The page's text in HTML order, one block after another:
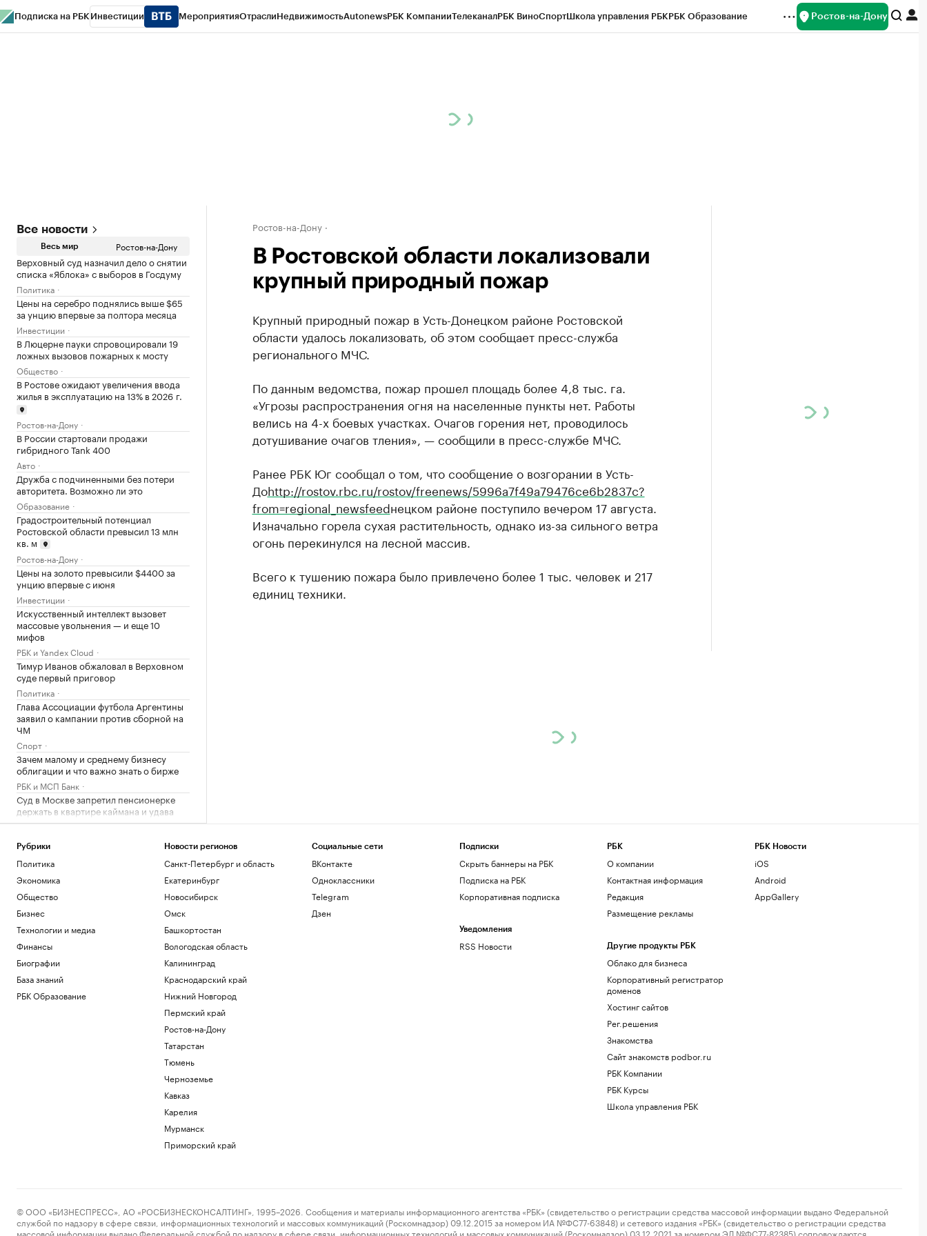
Подписка на РБК Инвестиции МероприятияОтраслиНедвижимостьAutonewsРБК КомпанииТелеканалРБК ВиноСпортШкола управления РБКРБК Образование Ростов-на-Дону
Все новости
Весь мир Ростов-на-Дону
Верховный суд назначил дело о снятии
списка «Яблока» с выборов в Госдуму
Политика
Цены на серебро поднялись выше $65
за унцию впервые за полтора месяца
Инвестиции
В Люцерне пауки спровоцировали 19
ложных вызовов пожарных к мосту
Общество
В Ростове ожидают увеличения ввода
жилья в эксплуатацию на 13% в 2026 г.
Ростов-на-Дону
В России стартовали продажи
гибридного Tank 400
Авто
Дружба с подчиненными без потери
авторитета. Возможно ли это
Образование
Градостроительный потенциал
Ростовской области превысил 13 млн
кв. м
Ростов-на-Дону
Цены на золото превысили $4400 за
унцию впервые с июня
Инвестиции
Искусственный интеллект вызовет
массовые увольнения — и еще 10
мифов
РБК и Yandex Cloud
Тимур Иванов обжаловал в Верховном
суде первый приговор
Политика
Глава Ассоциации футбола Аргентины
заявил о кампании против сборной на
ЧМ
Спорт
Зачем малому и среднему бизнесу
облигации и что важно знать о бирже
РБК и МСП Банк
Суд в Москве запретил пенсионерке
держать в квартире каймана и удава
Общество
Партия «Яблоко» ответила на
заявление о подаче иска о снятии с
выборов
Политика
От BWM-хамелеона до перехватчика
Ford. Какие машины показали в новом
«Человеке-пауке»
Авто
Стал известен окончательный состав
Спорт
Регбийный клуб из Франции подвергся
кибератаке
В Железногорске ввели режим ЧС из-за
возобновления ежедневных рейсов в
Ростов-на-Дону
В Ростовской области локализовали
крупный природный пожар
Крупный природный пожар в Усть-Донецком районе Ростовской
области удалось локализовать, об этом сообщает пресс-служба
регионального МЧС.
По данным ведомства, пожар прошел площадь более 4,8 тыс. га.
«Угрозы распространения огня на населенные пункты нет. Работы
велись на 4-х боевых участках. Очагов горения нет, проводилось
дотушивание очагов тления», — сообщили в пресс-службе МЧС.
Ранее РБК Юг сообщал о том, что сообщение о возгорании в Усть-
Доhttp://rostov.rbc.ru/rostov/freenews/5996a7f49a79476ce6b2837c?
from=regional_newsfeedнецком районе поступило вечером 17 августа.
Изначально горела сухая растительность, однако из-за сильного ветра
огонь перекинулся на лесной массив.
Всего к тушению пожара было привлечено более 1 тыс. человек и 217
единиц техники.
Рубрики
Политика
Экономика
Общество
Бизнес
Технологии и медиа
Финансы
Биографии
База знаний
РБК Образование
Новости регионов
Санкт-Петербург и область
Екатеринбург
Новосибирск
Омск
Башкортостан
Вологодская область
Калининград
Краснодарский край
Нижний Новгород
Пермский край
Ростов-на-Дону
Татарстан
Тюмень
Черноземье
Кавказ
Карелия
Мурманск
Приморский край
Социальные сети
ВКонтакте
Одноклассники
Telegram
Дзен
Подписки
Скрыть баннеры на РБК
Подписка на РБК
Корпоративная подписка
Уведомления
RSS Новости
РБК
О компании
Контактная информация
Редакция
Размещение рекламы
Другие продукты РБК
Облако для бизнеса
Корпоративный регистратор
доменов
Хостинг сайтов
Рег.решения
Знакомства
Сайт знакомств podbor.ru
РБК Компании
РБК Курсы
Школа управления РБК
РБК Новости
iOS
Android
AppGallery
© ООО «БИЗНЕСПРЕСС», АО «РОСБИЗНЕСКОНСАЛТИНГ», 1995–2026. Сообщения и материалы информационного агентства «РБК» (свидетельство о регистрации средства массовой информации выдано Федеральной
службой по надзору в сфере связи, информационных технологий и массовых коммуникаций (Роскомнадзор) 09.12.2015 за номером ИА №ФС77-63848) и сетевого издания «РБК» (свидетельство о регистрации средства
массовой информации выдано Федеральной службой по надзору в сфере связи, информационных технологий и массовых коммуникаций (Роскомнадзор) 03.12.2021 за номером ЭЛ №ФС77-82385) сопровождаются